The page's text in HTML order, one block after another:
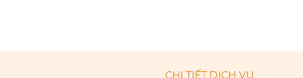
CHI TIẾT DỊCH VỤ